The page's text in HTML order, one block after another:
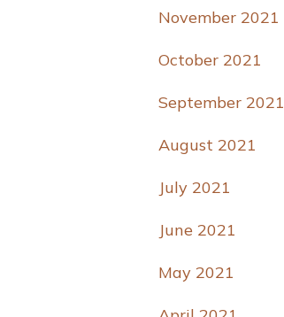
November 2021
October 2021
September 2021
August 2021
July 2021
June 2021
May 2021